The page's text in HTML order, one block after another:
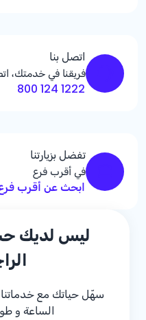
اتصل بنا
فريقنا في خدمتك،
1222 124 800
تفضل بزيارتنا
في أقرب فرع
ابحث عن أقرب
ليس لديك
سهّل حياتك مع خدماتنا
الساعة و